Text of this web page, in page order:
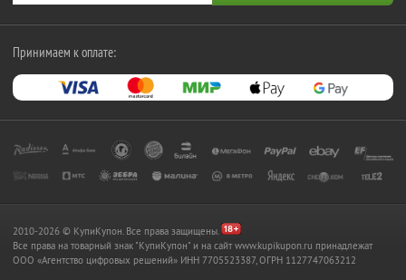
Принимаем к оплате:
2010-2026 © КупиКупон. Все права защищены.
Все права на товарный знак "КупиКупон" и на сайт www.kupikupon.ru принадлежат
OOO «Агентство цифровых решений» ИНН 7705523387, ОГРН 1127747063212